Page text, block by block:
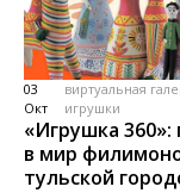
03
Окт
виртуальная
игрушки
«Игрушка
в мир
тульской